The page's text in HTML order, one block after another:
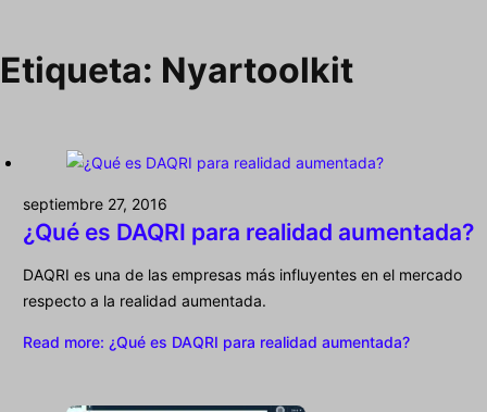
Etiqueta: Nyartoolkit
septiembre 27, 2016
¿Qué es DAQRI para realidad aumentada?
DAQRI es una de las empresas más influyentes en el mercado
respecto a la realidad aumentada.
Read more: ¿Qué es DAQRI para realidad aumentada?